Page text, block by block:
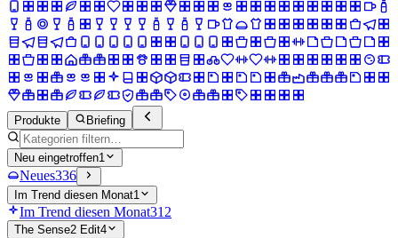
Produkte Briefing
Neu eingetroffen1
Neues336
Im Trend diesen Monat1
Im Trend diesen Monat312
The Sense2 Edit4